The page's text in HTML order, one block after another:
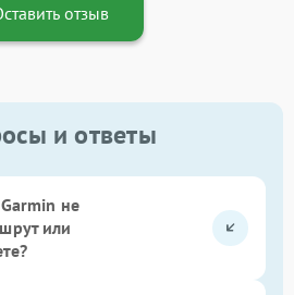
отзыв
и ответы
не
или